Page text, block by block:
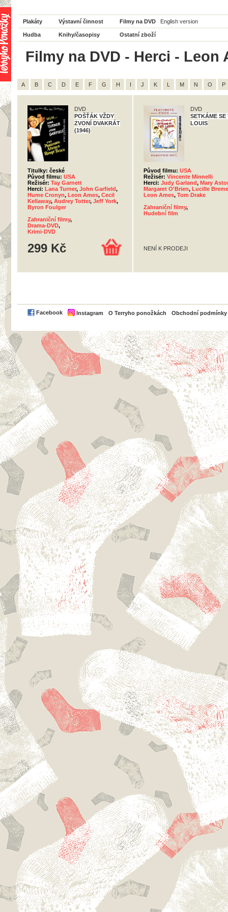
Plakáty Výstavní činnost Filmy na DVD English version
Hudba Knihy/časopisy Ostatní zboží
Filmy na DVD - Herci - Leon
A B C D E F G H I J K L M N O P
DVD
POŠŤÁK VŽDY
ZVONÍ DVAKRÁT
(1946)
Titulky: české
Původ filmu: USA
Režisér: Tay Garnett
Herci: Lana Turner, John Garfield,
Hume Cronyn, Leon Ames, Cecil
Kellaway, Audrey Totter, Jeff York,
Byron Foulger
Zahraniční filmy,
Drama-DVD,
Krimi-DVD
299 Kč
DVD
SETKÁME SE
LOUIS
Původ filmu: USA
Režisér: Vincente Minnelli
Herci: Judy Garland, Mary Astor
Margaret O'Brien, Lucille
Leon Ames, Tom Drake
Zahraniční filmy,
Hudební film
NENÍ K PRODEJI
Facebook Instagram O Terryho ponožkách Obchodní podmínky
PayPal